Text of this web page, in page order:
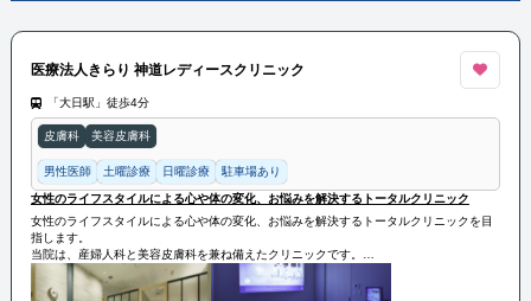
医療法人きらり 神道レディースクリニック
「大日駅」徒歩4分
皮膚科 美容皮膚科
男性医師 土曜診療 日曜診療 駐車場あり
女性のライフスタイルによる心や体の変化、お悩みを解決するトータルクリニック
女性のライフスタイルによる心や体の変化、お悩みを解決するトータルクリニックを目
指します。
当院は、産婦人科と美容皮膚科を兼ね備えたクリニックです。
「妊婦検査」から「子宮頸がん検診」にも力を入れております。